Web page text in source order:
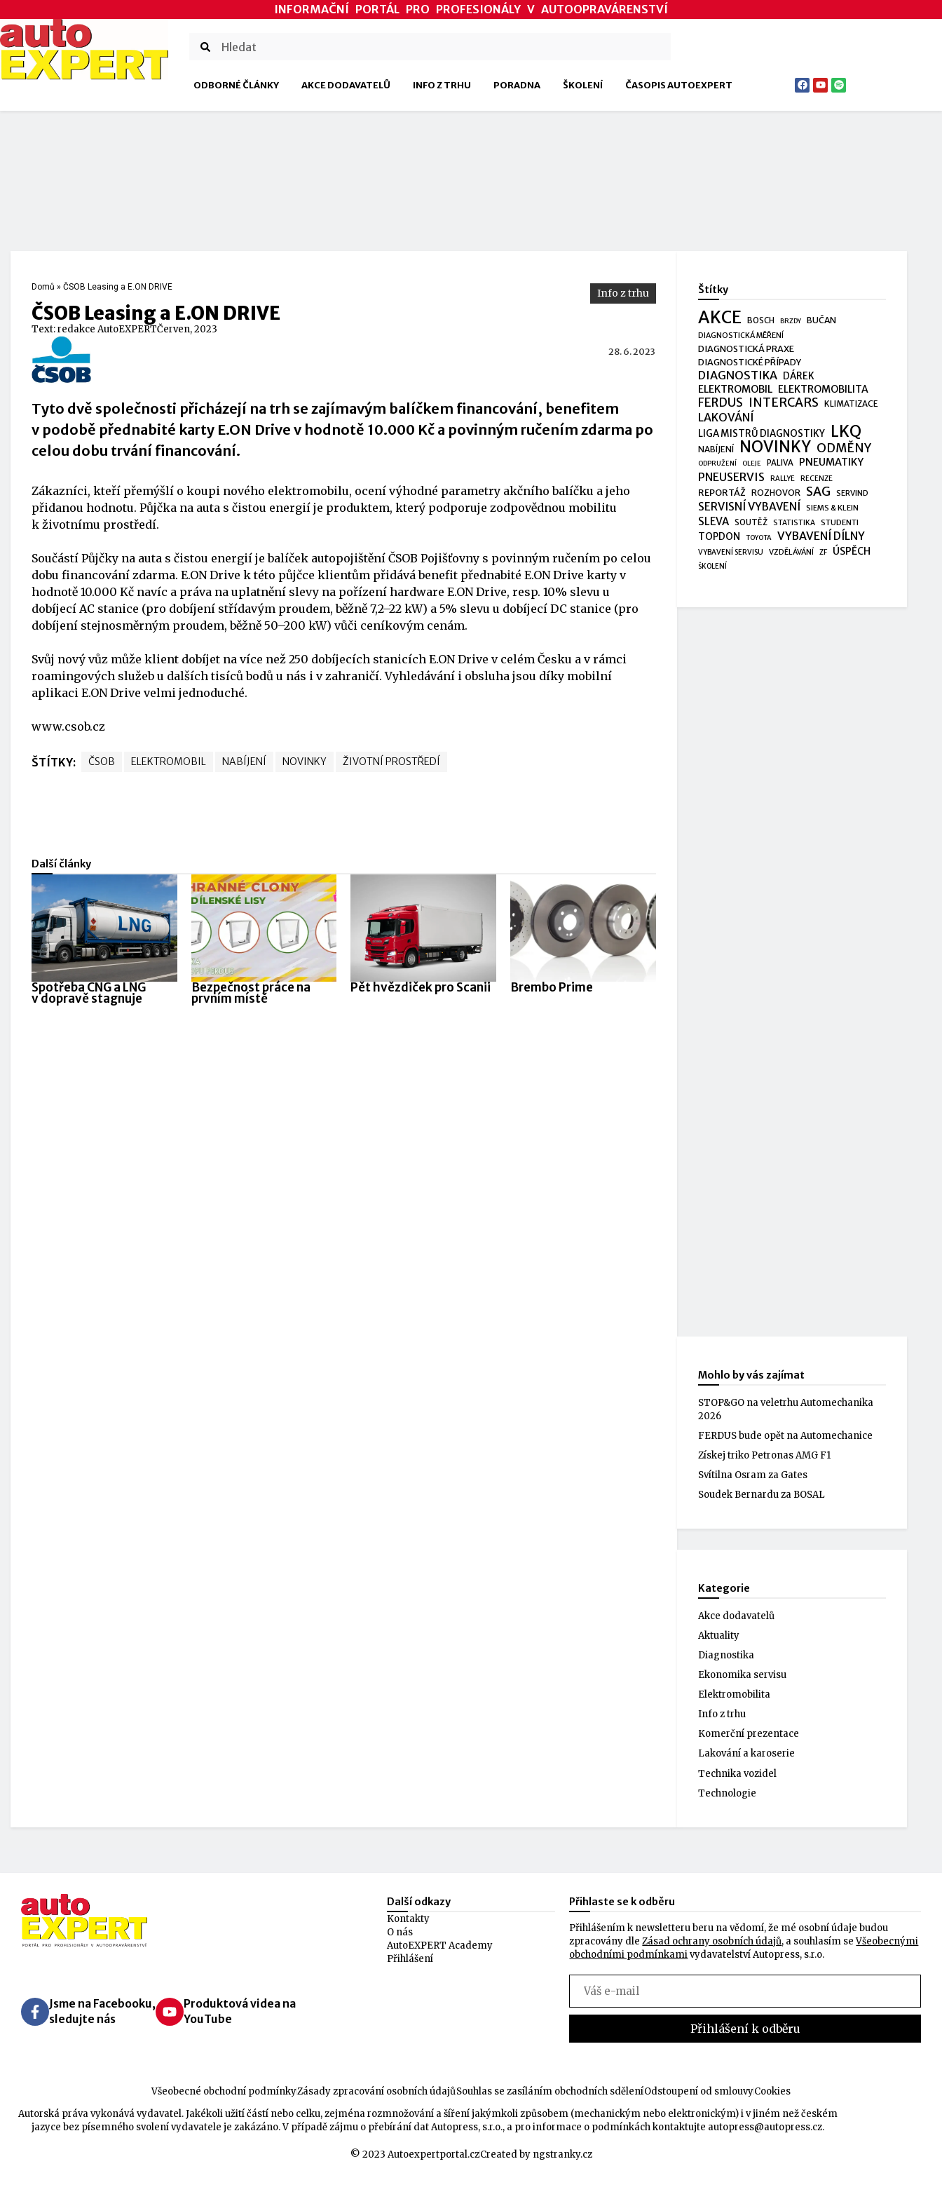
INFORMAČNÍ PORTÁL PRO PROFESIONÁLY V AUTOOPRAVÁRENSTVÍ
ODBORNÉ ČLÁNKY AKCE DODAVATELŮ INFO Z TRHU PORADNA ŠKOLENÍ ČASOPIS AUTOEXPERT
Domů » ČSOB Leasing a E.ON DRIVE
ČSOB Leasing a E.ON DRIVE
Info z trhu
Text:redakce AutoEXPERTČerven, 2023
28. 6. 2023
Tyto dvě společnosti přicházejí na trh se zajímavým balíčkem financování, benefitem
v podobě přednabité karty E.ON Drive v hodnotě 10.000 Kč a povinným ručením zdarma po
celou dobu trvání financování.
Zákazníci, kteří přemýšlí o koupi nového elektromobilu, ocení výhodné parametry akčního balíčku a jeho
přidanou hodnotu. Půjčka na auta s čistou energií je produktem, který podporuje zodpovědnou mobilitu
k životnímu prostředí.
Součástí Půjčky na auta s čistou energií je balíček autopojištění ČSOB Pojišťovny s povinným ručením po celou
dobu financování zdarma. E.ON Drive k této půjčce klientům přidává benefit přednabité E.ON Drive karty v
hodnotě 10.000 Kč navíc a práva na uplatnění slevy na pořízení hardware E.ON Drive, resp. 10% slevu u
dobíjecí AC stanice (pro dobíjení střídavým proudem, běžně 7,2–22 kW) a 5% slevu u dobíjecí DC stanice (pro
dobíjení stejnosměrným proudem, běžně 50–200 kW) vůči ceníkovým cenám.
Svůj nový vůz může klient dobíjet na více než 250 dobíjecích stanicích E.ONDrive v celém Česku a v rámci
roamingových služeb u dalších tisíců bodů u nás i v zahraničí. Vyhledávání i obsluha jsou díky mobilní
aplikaci E.ON Drive velmi jednoduché.
www.csob.cz
ŠTÍTKY: ČSOB ELEKTROMOBIL NABÍJENÍ NOVINKY ŽIVOTNÍ PROSTŘEDÍ
Další články
Spotřeba CNG a LNG
v dopravě stagnuje
Bezpečnost práce na
prvním místě
Pět hvězdiček pro Scanii Brembo Prime
Štítky
AKCE BOSCH BRZDY BUČAN
DIAGNOSTICKÁ MĚŘENÍ
DIAGNOSTICKÁ PRAXE
DIAGNOSTICKÉ PŘÍPADY
DIAGNOSTIKA DÁREK
ELEKTROMOBIL ELEKTROMOBILITA
FERDUS INTERCARS KLIMATIZACE
LAKOVÁNÍ
LIGA MISTRŮ DIAGNOSTIKY LKQ
NABÍJENÍ NOVINKY ODMĚNY
ODPRUŽENÍ OLEJE PALIVA PNEUMATIKY
PNEUSERVIS RALLYE RECENZE
REPORTÁŽ ROZHOVOR SAG SERVIND
SERVISNÍ VYBAVENÍ SIEMS & KLEIN
SLEVA SOUTĚŽ STATISTIKA STUDENTI
TOPDON TOYOTA VYBAVENÍ DÍLNY
VYBAVENÍ SERVISU VZDĚLÁVÁNÍ ZF ÚSPĚCH
ŠKOLENÍ
Mohlo by vás zajímat
STOP&GO na veletrhu Automechanika
2026
FERDUS bude opět na Automechanice
Získej triko Petronas AMG F1
Svítilna Osram za Gates
Soudek Bernardu za BOSAL
Kategorie
Akce dodavatelů
Aktuality
Diagnostika
Ekonomika servisu
Elektromobilita
Info z trhu
Komerční prezentace
Lakování a karoserie
Technika vozidel
Technologie
Další odkazy
Kontakty
O nás
AutoEXPERT Academy
Přihlášení
Přihlaste se k odběru
Přihlášením k newsletteru beru na vědomí, že mé osobní údaje budou
zpracovány dleZásad ochrany osobních údajů, a souhlasím seVšeobecnými
obchodními podmínkamivydavatelství Autopress, s.r.o.
Jsme na Facebooku,
sledujte nás
Produktová videa na
YouTube
Všeobecné obchodní podmínkyZásady zpracování osobních údajůSouhlas se zasíláním obchodních sděleníOdstoupení od smlouvyCookies
Autorská práva vykonává vydavatel. Jakékoli užití částí nebo celku, zejména rozmnožování a šíření jakýmkoli způsobem (mechanickým nebo elektronickým) i v jiném než českém
jazyce bez písemného svolení vydavatele je zakázáno. V případě zájmu o přebírání dat Autopress, s.r.o., a pro informace o podmínkách kontaktujte autopress@autopress.cz.
© 2023 Autoexpertportal.czCreated by ngstranky.cz